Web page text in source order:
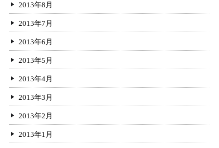
2013年8月
2013年7月
2013年6月
2013年5月
2013年4月
2013年3月
2013年2月
2013年1月